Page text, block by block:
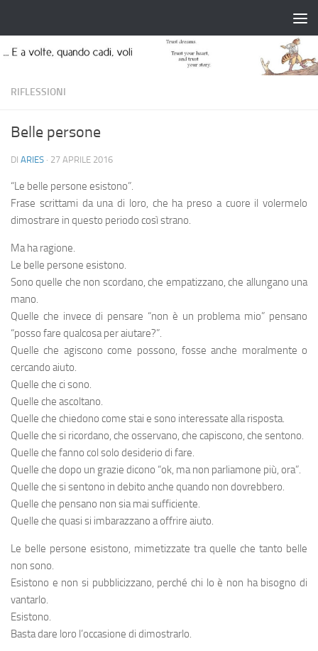
RIFLESSIONI
Belle persone
DI ARIES · 27 APRILE 2016
“Le belle persone esistono”.
Frase scrittami da una di loro, che ha preso a cuore il volermelo
dimostrare in questo periodo così strano.
Ma ha ragione.
Le belle persone esistono.
Sono quelle che non scordano, che empatizzano, che allungano una
mano.
Quelle che invece di pensare “non è un problema mio” pensano
“posso fare qualcosa per aiutare?”.
Quelle che agiscono come possono, fosse anche moralmente o
cercando aiuto.
Quelle che ci sono.
Quelle che ascoltano.
Quelle che chiedono come stai e sono interessate alla risposta.
Quelle che si ricordano, che osservano, che capiscono, che sentono.
Quelle che fanno col solo desiderio di fare.
Quelle che dopo un grazie dicono “ok, ma non parliamone più, ora”.
Quelle che si sentono in debito anche quando non dovrebbero.
Quelle che pensano non sia mai sufficiente.
Quelle che quasi si imbarazzano a offrire aiuto.
Le belle persone esistono, mimetizzate tra quelle che tanto belle
non sono.
Esistono e non si pubblicizzano, perché chi lo è non ha bisogno di
vantarlo.
Esistono.
Basta dare loro l’occasione di dimostrarlo.